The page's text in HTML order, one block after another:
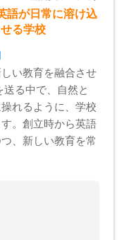
語が日常に溶け込
る学校
い教育を融合させ
る中で、自然と
れるように、学校
。創立時から英語
、新しい教育を常